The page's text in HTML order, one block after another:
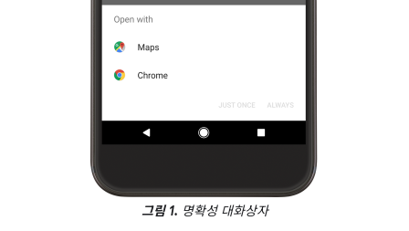
그림 1. 명확성 대화상자